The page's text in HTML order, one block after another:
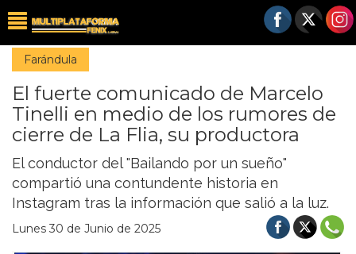
Farándula
El fuerte comunicado de Marcelo
Tinelli en medio de los rumores de
cierre de La Flia, su productora
El conductor del "Bailando por un sueño"
compartió una contundente historia en
Instagram tras la información que salió a la luz.
Lunes 30 de Junio de 2025